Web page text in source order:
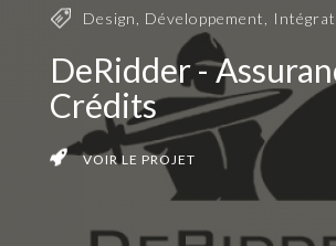
Design Développement
DeRidder -
Crédits
VOIR LE PROJET